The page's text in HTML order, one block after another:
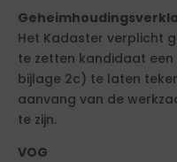
Het Kadaster verplicht
te zetten kandidaat
bijlage 2c) te laten
aanvang van de
te zijn.
VOG